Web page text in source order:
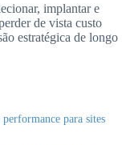
implantar e
de vista custo
estratégica de longo
para sites